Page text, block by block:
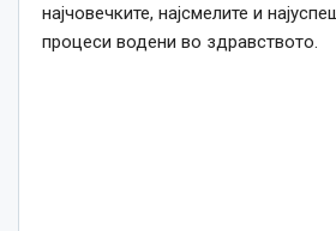
најчовечките, најсмелите и
процеси водени во здравството.